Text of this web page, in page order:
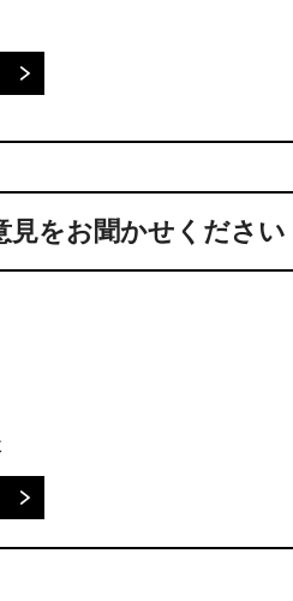
をお聞かせください